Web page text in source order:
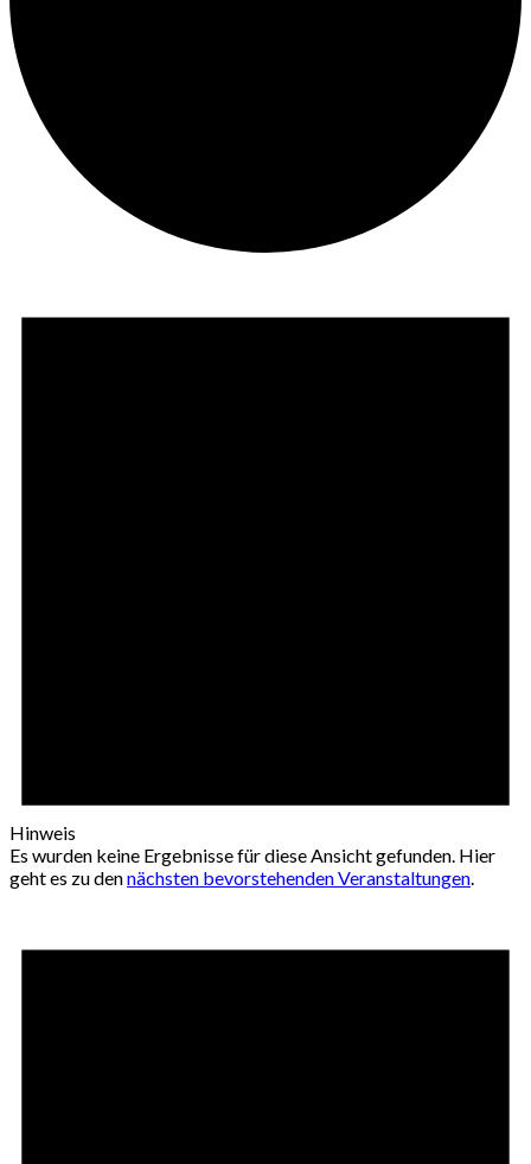
Hinweis
Es wurden keine Ergebnisse für diese Ansicht gefunden. Hier
geht es zu dennächsten bevorstehenden Veranstaltungen.